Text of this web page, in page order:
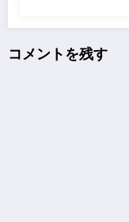
コメントを残す